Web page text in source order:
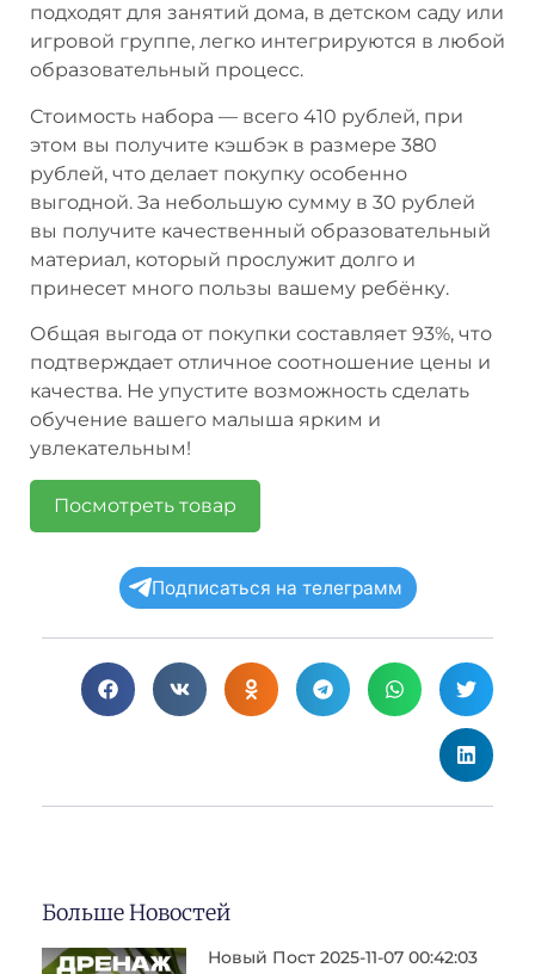
подходят для занятий дома, в детском саду или
игровой группе, легко интегрируются в любой
образовательный процесс.
Стоимость набора — всего 410 рублей, при
этом вы получите кэшбэк в размере 380
рублей, что делает покупку особенно
выгодной. За небольшую сумму в 30 рублей
вы получите качественный образовательный
материал, который прослужит долго и
принесет много пользы вашему ребёнку.
Общая выгода от покупки составляет 93%, что
подтверждает отличное соотношение цены и
качества. Не упустите возможность сделать
обучение вашего малыша ярким и
увлекательным!
Посмотреть товар
Подписаться на телеграмм
Больше Новостей
Новый Пост 2025-11-07 00:42:03